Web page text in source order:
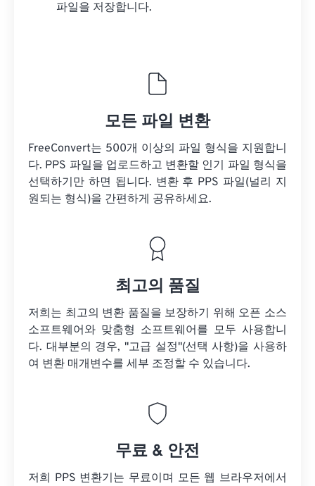
파일을 저장합니다.
모든 파일 변환
FreeConvert는 500개 이상의 파일 형식을 지원합니
다. PPS 파일을 업로드하고 변환할 인기 파일 형식을
선택하기만 하면 됩니다. 변환 후 PPS 파일(널리 지
원되는 형식)을 간편하게 공유하세요.
최고의 품질
저희는 최고의 변환 품질을 보장하기 위해 오픈 소스
소프트웨어와 맞춤형 소프트웨어를 모두 사용합니
다. 대부분의 경우, "고급 설정"(선택 사항)을 사용하
여 변환 매개변수를 세부 조정할 수 있습니다.
무료 & 안전
저희 PPS 변환기는 무료이며 모든 웹 브라우저에서